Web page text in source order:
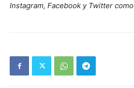
Instagram, Facebook y Twitter